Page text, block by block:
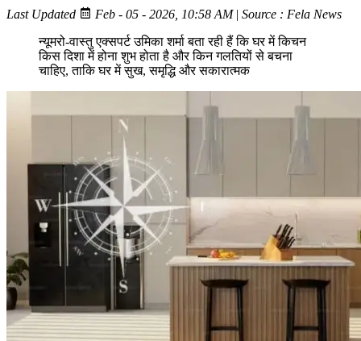
Last Updated Feb - 05 - 2026, 10:58 AM| Source : Fela News
न्यूमरो-वास्तु एक्सपर्ट उमिका शर्मा बता रही हैं कि घर में किचन
किस दिशा में होना शुभ होता है और किन गलतियों से बचना
चाहिए, ताकि घर में सुख, समृद्धि और सकारात्मक